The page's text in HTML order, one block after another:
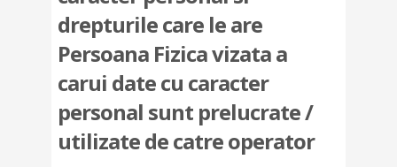
drepturile care le are
Persoana Fizica vizata a
carui date cu caracter
personal sunt prelucrate /
utilizate de catre operator